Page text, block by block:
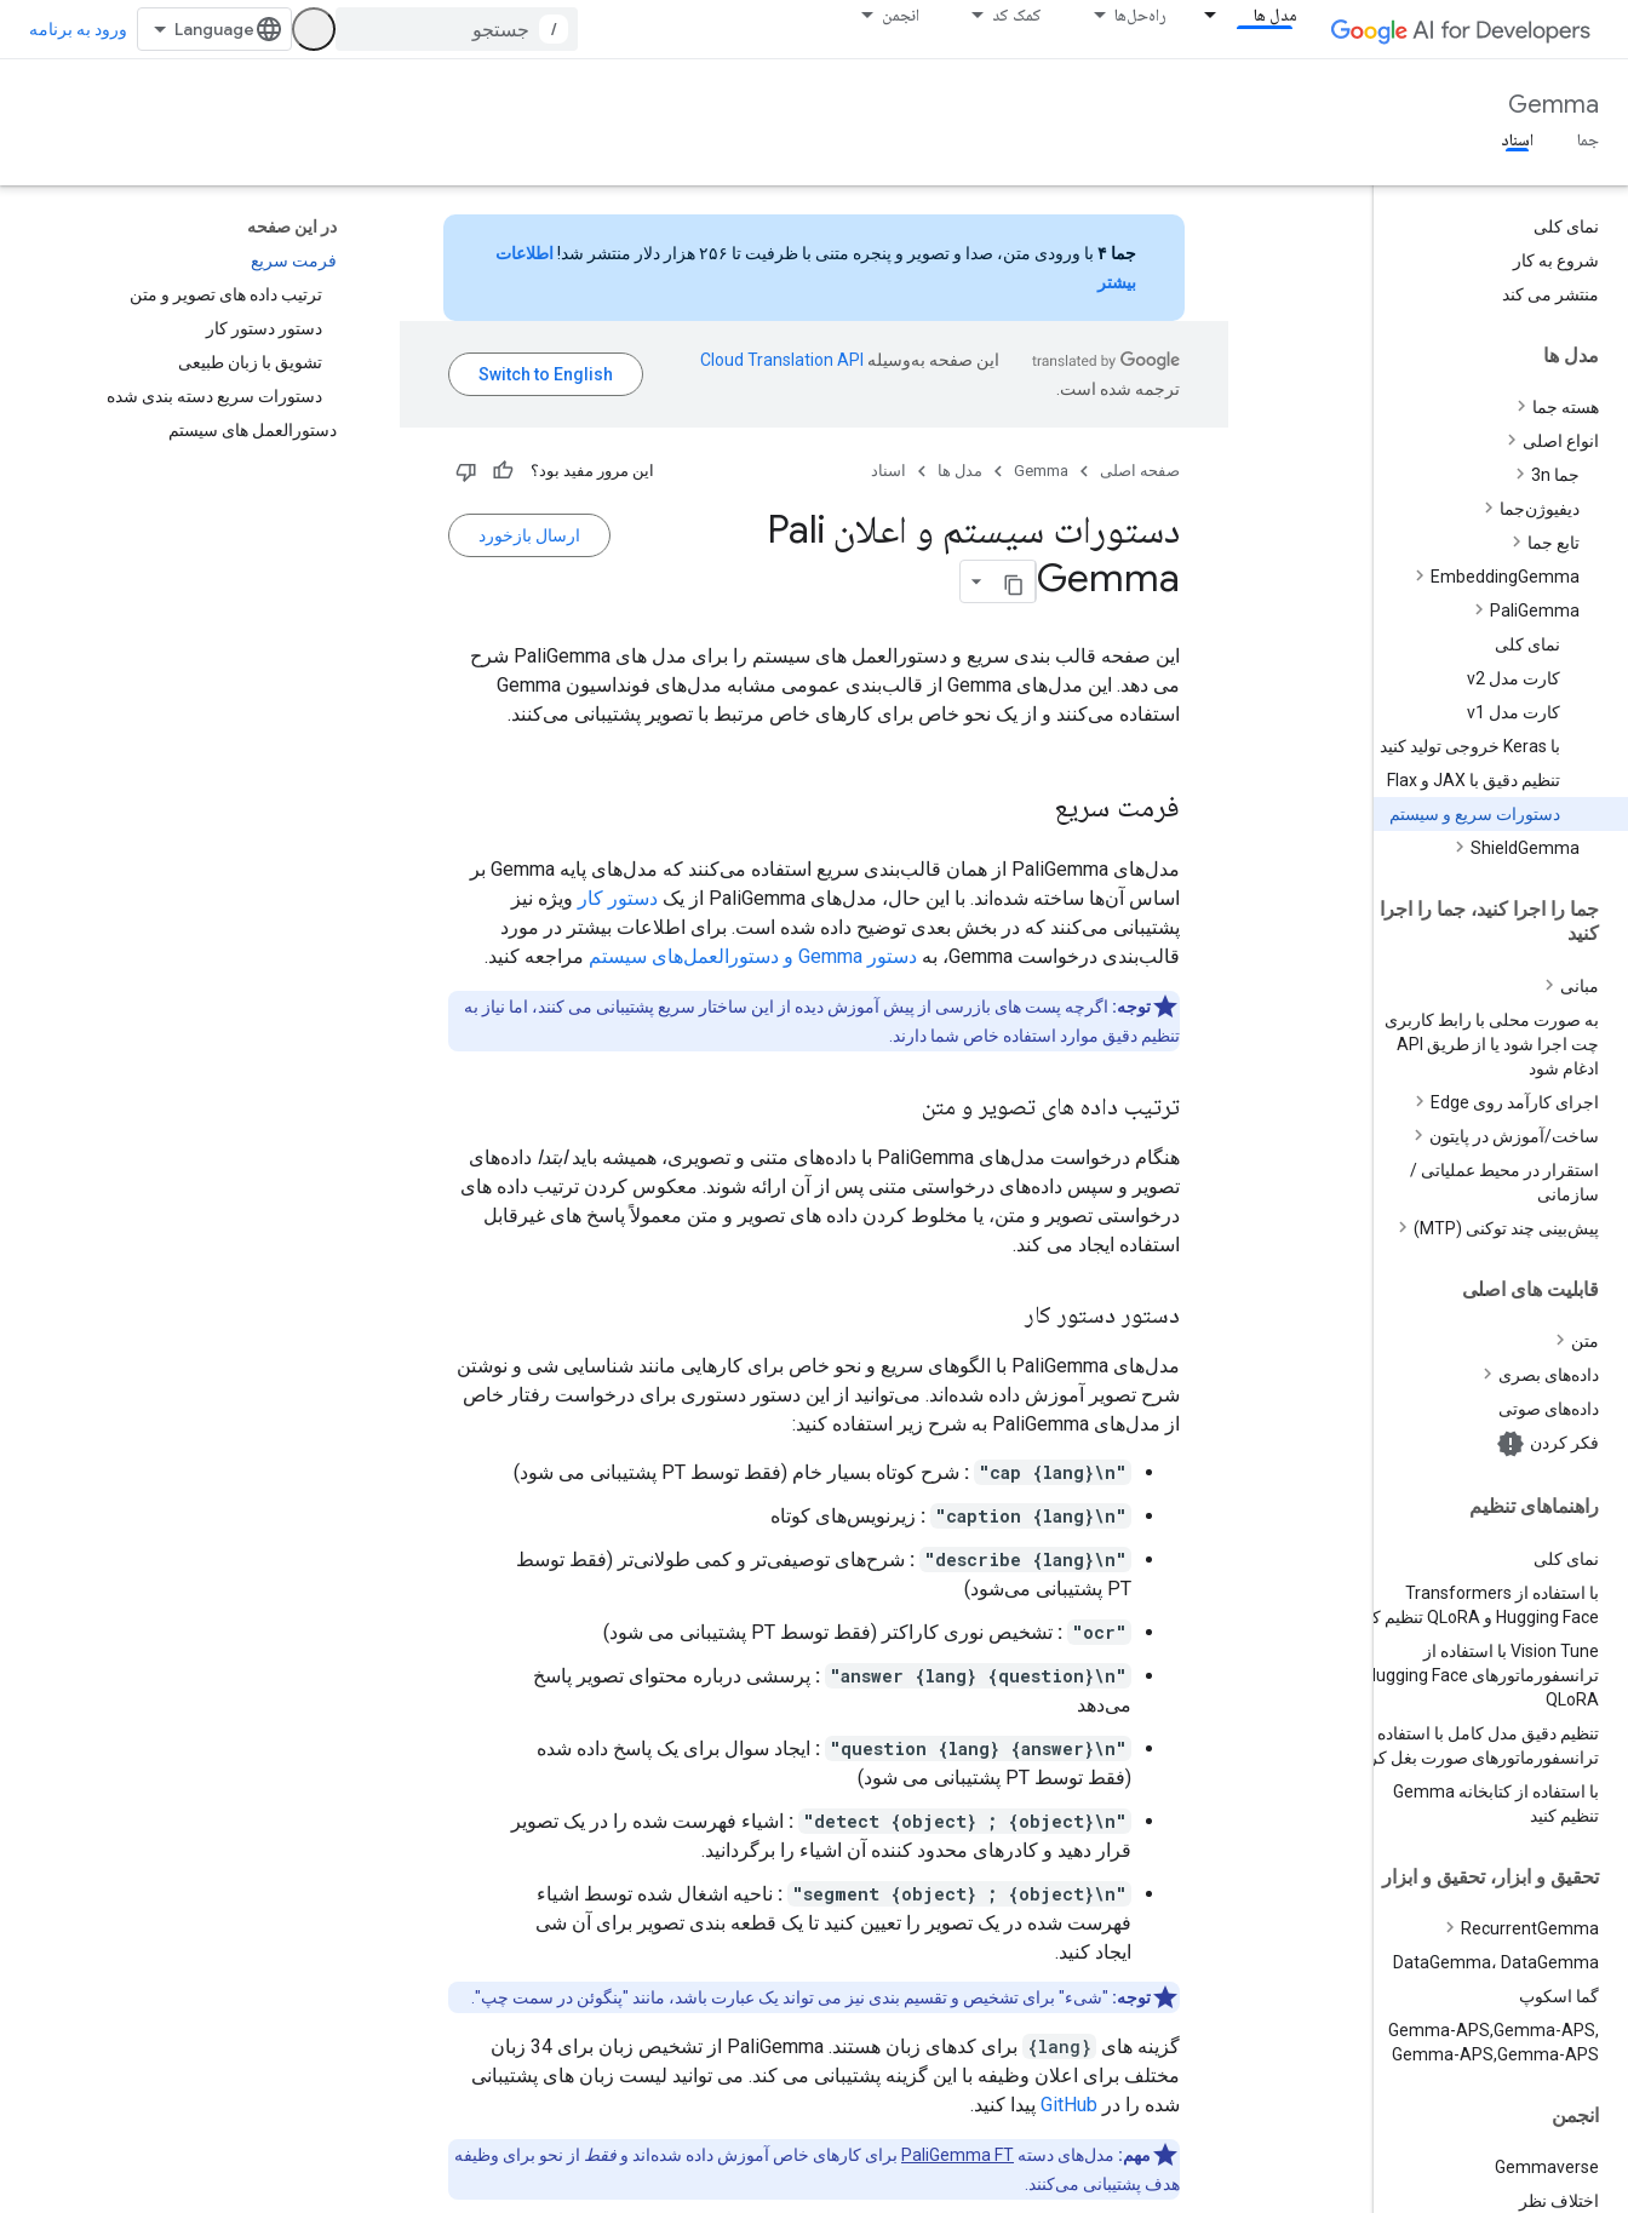
مدل ها راه‌حل‌ها کمک کد انجمن
/ ورود به برنامه
Gemma
جما اسناد
نمای کلی
شروع به کار
منتشر می کند
مدل ها
هسته جما
انواع اصلی
جما 3n
دیفیوژن‌جما
تابع جما
EmbeddingGemma
PaliGemma
نمای کلی
کارت مدل v2
کارت مدل v1
با Keras خروجی تولید کنید
تنظیم دقیق با JAX و Flax
دستورات سریع و سیستم
ShieldGemma
جما را اجرا کنید، جما را اجرا
کنید
مبانی
به صورت محلی با رابط کاربری
چت اجرا شود یا از طریق API
ادغام شود
اجرای کارآمد روی Edge
ساخت/آموزش در پایتون
استقرار در محیط عملیاتی /
سازمانی
پیش‌بینی چند توکنی (MTP)
قابلیت های اصلی
متن
داده‌های بصری
داده‌های صوتی
فکر کردن
راهنماهای تنظیم
نمای کلی
با استفاده از Transformers
Hugging Face و QLo
RA تنظیم کنید
Vision Tune با استفاده از
QLoRA
تنظیم دقیق مدل کامل با استفاده از
ترانسفورماتورهای صورت بغل کردن
با استفاده از کتابخانه Gemma
تنظیم کنید
تحقیق و ابزار، تحقیق و ابزار
RecurrentGemma
DataGemma، DataGemma
گما اسکوپ
Gemma-APS,Gemma-APS,
Gemma-APS,Gemma-APS
انجمن
Gemmaverse
اختلاف نظر
در این صفحه
فرمت سریع
ترتیب داده های تصویر و متن
دستور دستور کار
تشویق با زبان طبیعی
دستورات سریع دسته بندی شده
دستورالعمل های سیستم
جما ۴ با ورودی متن، صدا و تصویر و پنجره متنی با ظرفیت تا ۲۵۶ هزار دلار منتشر شد!
اطلاعات
بیشتر
این صفحه به‌وسیله
ترجمه شده است.
صفحه اصلی Gemma مدل ها اسناد این مرور مفید بود؟
ارسال بازخورد
دستورات سیستم و اعلان Pali
Gemma
این صفحه قالب بندی سریع و دستورالعمل های سیستم را برای مدل های PaliGemma شرح
می دهد. این مدل‌های Gemma از قالب‌بندی عمومی مشابه مدل‌های فونداسیون Gemma
استفاده می‌کنند و از یک نحو خاص برای کارهای خاص مرتبط با تصویر پشتیبانی می‌کنند.
فرمت سریع
مدل‌های PaliGemma از همان قالب‌بندی سریع استفاده می‌کنند که مدل‌های پایه Gemma بر
اساس آن‌ها ساخته شده‌اند. با این حال، مدل‌های PaliGemma از یک
دستور کار ویژه نیز
پشتیبانی می‌کنند که در بخش بعدی توضیح داده شده است. برای اطلاعات بیشتر در مورد
قالب‌بندی درخواست Gemma، به
دستور Gemma و دستورالعمل‌های سیستم مراجعه کنید.
توجه: اگرچه پست های بازرسی از پیش آموزش دیده از این ساختار سریع پشتیبانی می کنند، اما نیاز به
تنظیم دقیق موارد استفاده خاص شما دارند.
ترتیب داده های تصویر و متن
هنگام درخواست مدل‌های PaliGemma با داده‌های متنی و تصویری، همیشه باید ابتدا داده‌های
تصویر و سپس داده‌های درخواستی متنی پس از آن ارائه شوند. معکوس کردن ترتیب داده های
درخواستی تصویر و متن، یا مخلوط کردن داده های تصویر و متن معمولاً پاسخ های غیرقابل
استفاده ایجاد می کند.
دستور دستور کار
مدل‌های PaliGemma با الگوهای سریع و نحو خاص برای کارهایی مانند شناسایی شی و نوشتن
شرح تصویر آموزش داده شده‌اند. می‌توانید از این دستور دستوری برای درخواست رفتار خاص
از مدل‌های PaliGemma به شرح زیر استفاده کنید:
"cap {lang}\n"
: شرح کوتاه بسیار خام (فقط توسط PT پشتیبانی می شود)
"caption {lang}\n"
: زیرنویس‌های کوتاه
"describe {lang}\n"
: شرح‌های توصیفی‌تر و کمی طولانی‌تر (فقط توسط
PT پشتیبانی می‌شود)
"ocr"
: تشخیص نوری کاراکتر (فقط توسط PT پشتیبانی می شود)
"answer {lang} {question}\n"
: پرسشی درباره محتوای تصویر پاسخ
می‌دهد
"question {lang} {answer}\n"
: ایجاد سوال برای یک پاسخ داده شده
(فقط توسط PT پشتیبانی می شود)
"detect {object} ; {object}\n"
: اشیاء فهرست شده را در یک تصویر
قرار دهید و کادرهای محدود کننده آن اشیاء را برگردانید.
"segment {object} ; {object}\n"
: ناحیه اشغال شده توسط اشیاء
فهرست شده در یک تصویر را تعیین کنید تا یک قطعه بندی تصویر برای آن شی
ایجاد کنید.
توجه: "شیء" برای تشخیص و تقسیم بندی نیز می تواند یک عبارت باشد، مانند "پنگوئن در سمت چپ".
گزینه های {lang}
برای کدهای زبان هستند. PaliGemma از تشخیص زبان برای 34 زبان
مختلف برای اعلان وظیفه با این گزینه پشتیبانی می کند. می توانید لیست زبان های پشتیبانی
شده را در GitHub پیدا کنید.
مهم: مدل‌های دسته PaliGemma FT برای کارهای خاص آموزش داده شده‌اند و فقط از نحو برای وظیفه
هدف پشتیبانی می‌کنند.